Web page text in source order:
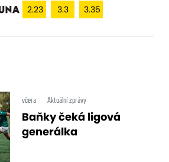
2.23 3.3 3.35
včera Aktuální zprávy
Baňky čeká ligová
generálka